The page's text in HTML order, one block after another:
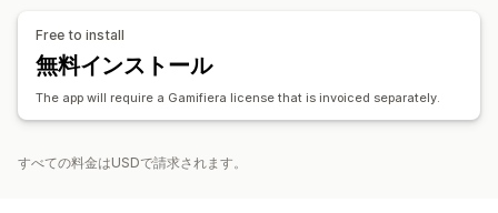
Free to install
無料インストール
The app will require a Gamifiera license that is invoiced separately.
すべての料金はUSDで請求されます。